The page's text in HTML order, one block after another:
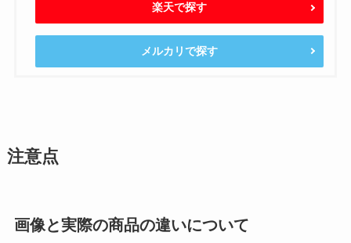
楽天で探す
メルカリで探す
注意点
画像と実際の商品の違いについて